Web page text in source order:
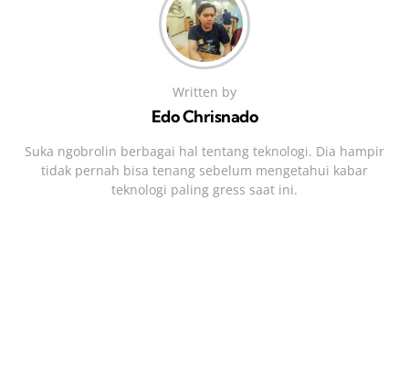
Written by
Edo Chrisnado
Suka ngobrolin berbagai hal tentang teknologi. Dia hampir
tidak pernah bisa tenang sebelum mengetahui kabar
teknologi paling gress saat ini.